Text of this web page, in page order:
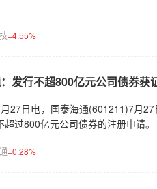
+4.55%
发行不超800亿元公司债券获
27日电，国泰海通(601211)7月
超过800亿元公司债券的注册申请。
+0.28%